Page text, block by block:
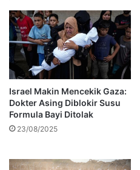
Israel Makin Mencekik Gaza:
Dokter Asing Diblokir Susu
Formula Bayi Ditolak
23/08/2025